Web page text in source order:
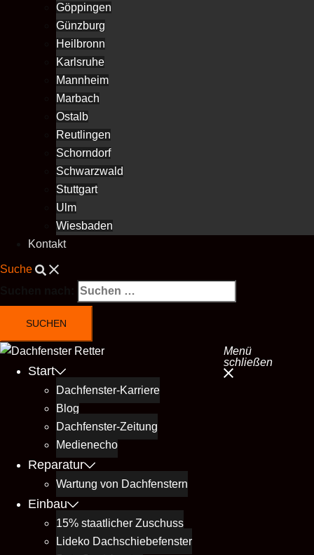
Göppingen
Günzburg
Heilbronn
Karlsruhe
Mannheim
Marbach
Ostalb
Reutlingen
Schorndorf
Schwarzwald
Stuttgart
Ulm
Wiesbaden
Kontakt
Suche
Menü
schließen
Start
Dachfenster-Karriere
Blog
Dachfenster-Zeitung
Medienecho
Reparatur
Wartung von Dachfenstern
Einbau
15% staatlicher Zuschuss
Lideko Dachschiebefenster